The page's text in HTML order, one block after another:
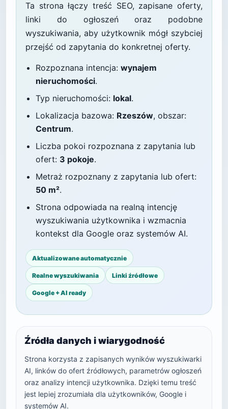
Ta strona łączy treść SEO, zapisane oferty,
linki do ogłoszeń oraz podobne
wyszukiwania, aby użytkownik mógł szybciej
przejść od zapytania do konkretnej oferty.
Rozpoznana intencja: wynajem
nieruchomości.
Typ nieruchomości: lokal.
Lokalizacja bazowa: Rzeszów, obszar:
Centrum.
Liczba pokoi rozpoznana z zapytania lub
ofert: 3 pokoje.
Metraż rozpoznany z zapytania lub ofert:
50 m².
Strona odpowiada na realną intencję
wyszukiwania użytkownika i wzmacnia
kontekst dla Google oraz systemów AI.
Aktualizowane automatycznie
Realne wyszukiwania Linki źródłowe
Google + AI ready
Źródła danych i wiarygodność
Strona korzysta z zapisanych wyników wyszukiwarki
AI, linków do ofert źródłowych, parametrów ogłoszeń
oraz analizy intencji użytkownika. Dzięki temu treść
jest lepiej zrozumiała dla użytkowników, Google i
systemów AI.